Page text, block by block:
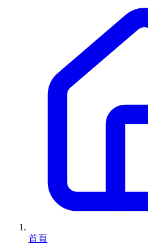
首頁